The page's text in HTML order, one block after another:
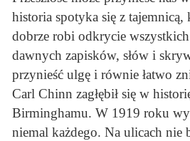
historia spotyka się z tajemnicą,
dobrze robi odkrycie
dawnych zapisków, słów i
przynieść ulgę i równie łatwo
Carl Chinn zagłębił się w
Birminghamu. W 1919 roku
niemal każdego. Na ulicach nie